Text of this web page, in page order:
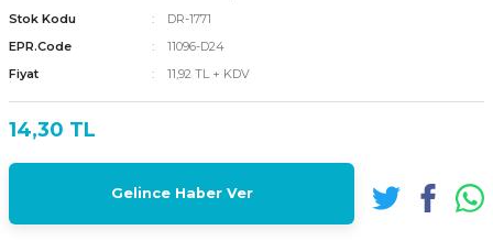
Stok Kodu
DR-1771
EPR.Code
11096-D24
Fiyat
11,92 TL + KDV
14,30 TL
Gelince Haber Ver